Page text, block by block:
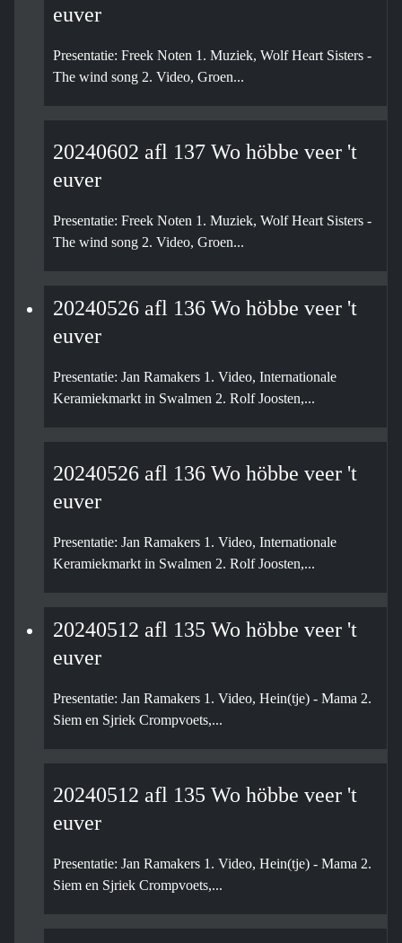
euver
Presentatie: Freek Noten 1. Muziek, Wolf Heart Sisters -
The wind song 2. Video, Groen...
20240602 afl 137 Wo höbbe veer 't
euver
Presentatie: Freek Noten 1. Muziek, Wolf Heart Sisters -
The wind song 2. Video, Groen...
20240526 afl 136 Wo höbbe veer 't
euver
Presentatie: Jan Ramakers 1. Video, Internationale
Keramiekmarkt in Swalmen 2. Rolf Joosten,...
20240526 afl 136 Wo höbbe veer 't
euver
Presentatie: Jan Ramakers 1. Video, Internationale
Keramiekmarkt in Swalmen 2. Rolf Joosten,...
20240512 afl 135 Wo höbbe veer 't
euver
Presentatie: Jan Ramakers 1. Video, Hein(tje) - Mama 2.
Siem en Sjriek Crompvoets,...
20240512 afl 135 Wo höbbe veer 't
euver
Presentatie: Jan Ramakers 1. Video, Hein(tje) - Mama 2.
Siem en Sjriek Crompvoets,...